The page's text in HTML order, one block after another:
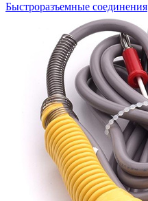
Быстроразъемные соединения